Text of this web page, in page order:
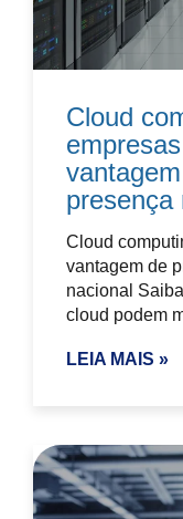
Cloud
presença
Cloud
vantagem de
nacional
cloud podem
LEIA MAIS »